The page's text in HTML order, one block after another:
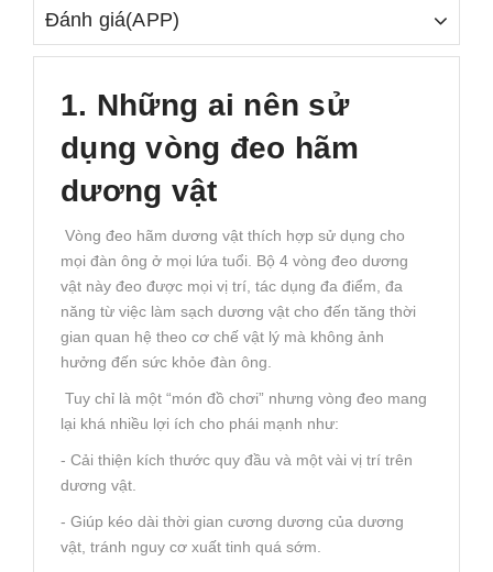
Đánh giá(APP)
1. Những ai nên sử
dụng vòng đeo hãm
dương vật
Vòng đeo hãm dương vật thích hợp sử dụng cho
mọi đàn ông ở mọi lứa tuổi. Bộ 4 vòng đeo dương
vật này đeo được mọi vị trí, tác dụng đa điểm, đa
năng từ việc làm sạch dương vật cho đến tăng thời
gian quan hệ theo cơ chế vật lý mà không ảnh
hưởng đến sức khỏe đàn ông.
Tuy chỉ là một “món đồ chơi” nhưng vòng đeo mang
lại khá nhiều lợi ích cho phái mạnh như:
- Cải thiện kích thước quy đầu và một vài vị trí trên
dương vật.
- Giúp kéo dài thời gian cương dương của dương
vật, tránh nguy cơ xuất tinh quá sớm.